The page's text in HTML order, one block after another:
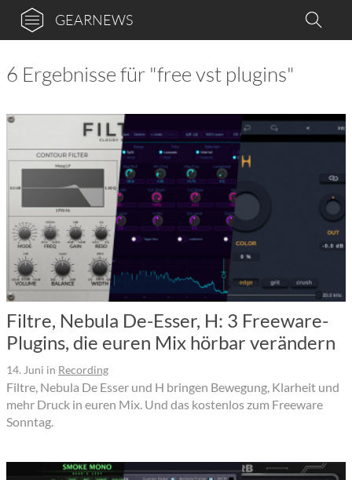
GEARNEWS
6 Ergebnisse für "free vst plugins"
Filtre, Nebula De-Esser, H: 3 Freeware-
Plugins, die euren Mix hörbar verändern
14. Juni in Recording
Filtre, Nebula De Esser und H bringen Bewegung, Klarheit und
mehr Druck in euren Mix. Und das kostenlos zum Freeware
Sonntag.